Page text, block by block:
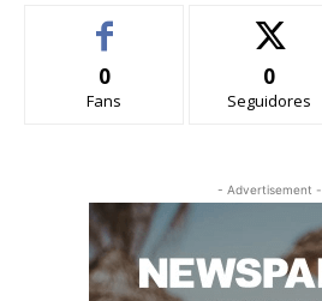
0
Fans
0
Seguidores
- Advertisement -